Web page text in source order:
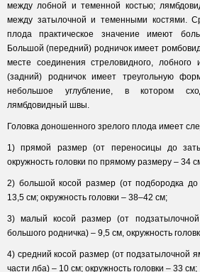
между лобной и теменной костью;
между затылочной и теменными костями.
плода практическое значение имеют
Большой (передний) родничок имеет
месте соединения стреловидного,
(задний) родничок имеет треугольную
небольшое углубление, в котором
лямбдовидный швы.
Головка доношенного зрелого плода имеет
1) прямой размер (от переносицы до
окружность головки по прямому размеру – 34
2) большой косой размер (от подбородка
13,5 см; окружность головки – 38–42 см;
3) малый косой размер (от
большого родничка) – 9,5 см, окружность
4) средний косой размер (от подзатылочной
части лба) – 10 см; окружность головки – 33 см;